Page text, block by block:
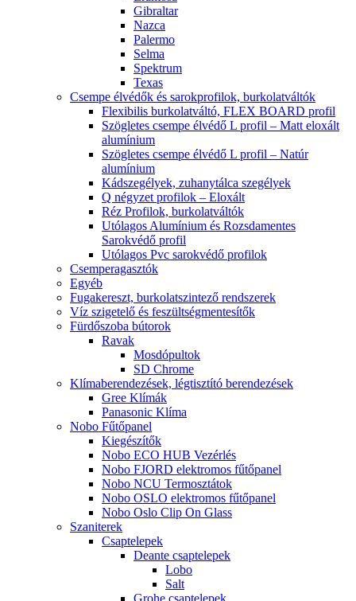
Gibraltar
Nazca
Palermo
Selma
Spektrum
Texas
Csempe élvédők és sarokprofilok, burkolatváltók
Flexibilis burkolatváltó, FLEX BOARD profil
Szögletes csempe élvédő L profil – Matt eloxált
alumínium
Szögletes csempe élvédő L profil – Natúr
alumínium
Kádszegélyek, zuhanytálca szegélyek
Q négyzet profilok – Eloxált
Réz Profilok, burkolatváltók
Utólagos Alumínium és Rozsdamentes
Sarokvédő profil
Utólagos Pvc sarokvédő profilok
Csemperagasztók
Egyéb
Fugakereszt, burkolatszintező rendszerek
Víz szigetelő és feszültségmentesítők
Fürdőszoba bútorok
Ravak
Mosdópultok
SD Chrome
Klímaberendezések, légtisztító berendezések
Gree Klímák
Panasonic Klíma
Nobo Fűtőpanel
Kiegészítők
Nobo ECO HUB Vezérlés
Nobo FJORD elektromos fűtőpanel
Nobo NCU Termosztátok
Nobo OSLO elektromos fűtőpanel
Nobo Oslo Clip On Glass
Szaniterek
Csaptelepek
Deante csaptelepek
Lobo
Salt
Grohe csaptelepek